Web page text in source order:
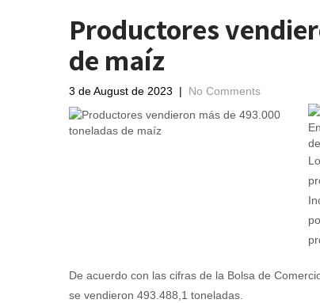
Productores
de maíz
3 de August de 2023 | No Comments
De acuerdo con las cifras de la Bolsa de
se vendieron 493.488,1 toneladas.